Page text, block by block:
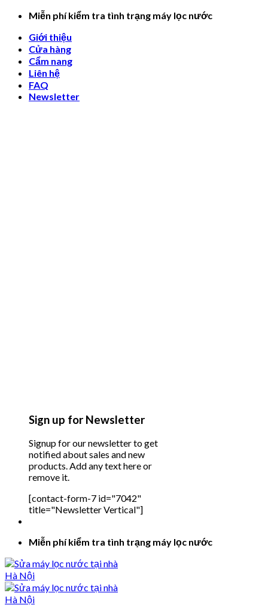
Skip
content
Miễn phí kiểm tra tình trạng máy lọc nước
Giới thiệu
Cửa hàng
Cẩm nang
Liên hệ
FAQ
Newsletter
Sign up for Newsletter
Signup for our newsletter to get
notified about sales and new
products. Add any text here or
remove it.
[contact-form-7 id="7042"
title="Newsletter Vertical"]
Miễn phí kiểm tra tình trạng máy lọc nước